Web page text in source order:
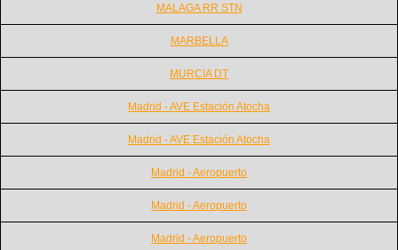
MALAGA RR STN
MARBELLA
MURCIA DT
Madrid - AVE Estación Atocha
Madrid - AVE Estación Atocha
Madrid - Aeropuerto
Madrid - Aeropuerto
Madrid - Aeropuerto